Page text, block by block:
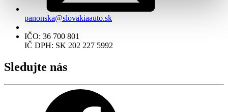
panonska@slovakiaauto.sk
IČO: 36 700 801
IČ DPH: SK 202 227 5992
Sledujte nás